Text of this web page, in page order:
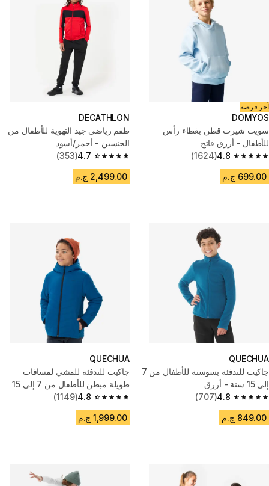
آخر فرصة
DOMYOS
سويت شيرت قطن بغطاء رأس
للأطفال - أزرق فاتح
4.8
4.8 out of 5 stars from 1624 reviews
(1624)
699.00 ج.م
DECATHLON
طقم رياضي جيد التهوية للأطفال من
الجنسين - أحمر/أسود
4.7
4.7 out of 5 stars from 353 reviews
(353)
2,499.00 ج.م
QUECHUA
جاكيت للتدفئة بسوستة للأطفال من 7
إلى 15 سنة - أزرق
4.8
4.8 out of 5 stars from 707 reviews
(707)
849.00 ج.م
QUECHUA
جاكيت للتدفئة للمشي لمسافات
طويلة مبطن للأطفال من 7 إلى 15
سنة - أزرق4.8
4.8 out of 5 stars from 1149 reviews
(1149)
1,999.00 ج.م